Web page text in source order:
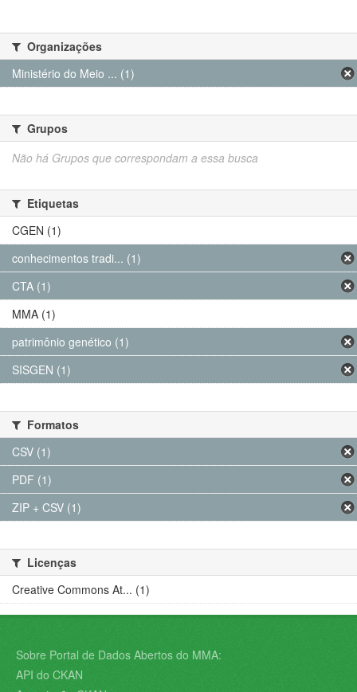
Organizações
Ministério do Meio ... (1)
Grupos
Não há Grupos que correspondam a essa busca
Etiquetas
CGEN (1)
conhecimentos tradi... (1)
CTA (1)
MMA (1)
patrimônio genético (1)
SISGEN (1)
Formatos
CSV (1)
PDF (1)
ZIP + CSV (1)
Licenças
Creative Commons At... (1)
Sobre Portal de Dados Abertos do MMA:
API do CKAN